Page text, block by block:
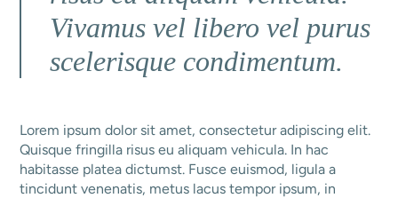
Vivamus vel libero vel purus
scelerisque condimentum.
Lorem ipsum dolor sit amet, consectetur adipiscing elit.
Quisque fringilla risus eu aliquam vehicula. In hac
habitasse platea dictumst. Fusce euismod, ligula a
tincidunt venenatis, metus lacus tempor ipsum, in